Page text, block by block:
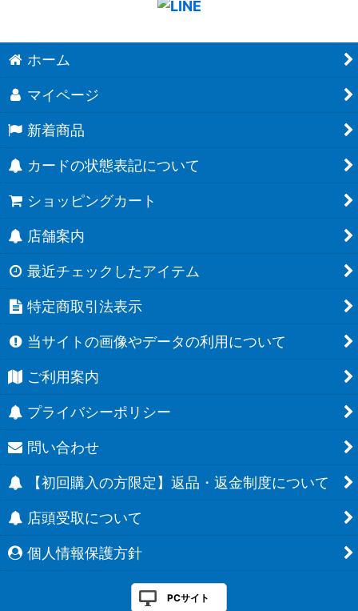
ホーム
マイページ
新着商品
カードの状態表記について
ショッピングカート
店舗案内
最近チェックしたアイテム
特定商取引法表示
当サイトの画像やデータの利用について
ご利用案内
プライバシーポリシー
問い合わせ
【初回購入の方限定】返品・返金制度について
店頭受取について
個人情報保護方針
PCサイト